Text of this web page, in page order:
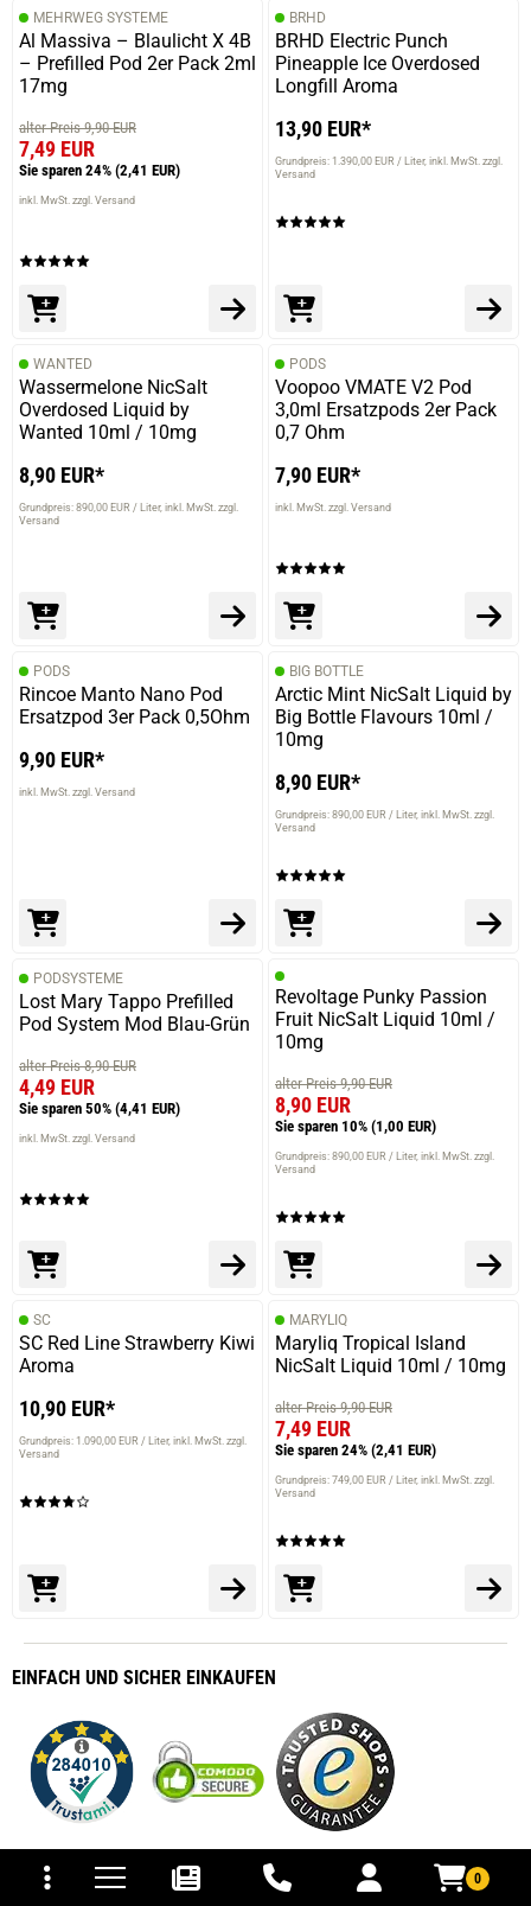
0
und Versandkosten
MEHRWEG SYSTEME
Al Massiva – Blaulicht X 4B
– Prefilled Pod 2er Pack 2ml
17mg
alter Preis 9,90 EUR
7,49 EUR
Sie sparen 24% (2,41 EUR)
inkl. MwSt. zzgl. Versand
BRHD
BRHD Electric Punch
Pineapple Ice Overdosed
Longfill Aroma
13,90 EUR*
Grundpreis: 1.390,00 EUR / Liter inkl. MwSt. zzgl.
Versand
WANTED
Wassermelone NicSalt
Overdosed Liquid by
Wanted 10ml / 10mg
8,90 EUR*
Grundpreis: 890,00 EUR / Liter inkl. MwSt. zzgl.
Versand
PODS
Voopoo VMATE V2 Pod
3,0ml Ersatzpods 2er Pack
0,7 Ohm
7,90 EUR*
inkl. MwSt. zzgl. Versand
PODS
Rincoe Manto Nano Pod
Ersatzpod 3er Pack 0,5Ohm
9,90 EUR*
inkl. MwSt. zzgl. Versand
BIG BOTTLE
Arctic Mint NicSalt Liquid by
Big Bottle Flavours 10ml /
10mg
8,90 EUR*
Grundpreis: 890,00 EUR / Liter inkl. MwSt. zzgl.
Versand
PODSYSTEME
Lost Mary Tappo Prefilled
Pod System Mod Blau-Grün
alter Preis 8,90 EUR
4,49 EUR
Sie sparen 50% (4,41 EUR)
inkl. MwSt. zzgl. Versand
Revoltage Punky Passion
Fruit NicSalt Liquid 10ml /
10mg
alter Preis 9,90 EUR
8,90 EUR
Sie sparen 10% (1,00 EUR)
Grundpreis: 890,00 EUR / Liter inkl. MwSt. zzgl.
Versand
SC
SC Red Line Strawberry Kiwi
Aroma
10,90 EUR*
Grundpreis: 1.090,00 EUR / Liter inkl. MwSt. zzgl.
Versand
MARYLIQ
Maryliq Tropical Island
NicSalt Liquid 10ml / 10mg
alter Preis 9,90 EUR
7,49 EUR
Sie sparen 24% (2,41 EUR)
Grundpreis: 749,00 EUR / Liter inkl. MwSt. zzgl.
Versand
EINFACH UND SICHER EINKAUFEN